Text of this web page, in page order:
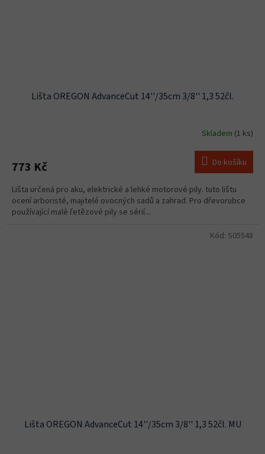
Lišta OREGON AdvanceCut 14''/35cm 3/8'' 1,3 52čl.
Skladem (1 ks)
773 Kč Do košíku
Lišta určená pro aku, elektrické a lehké motorové pily. tuto lištu
ocení arboristé, majitelé ovocných sadů a zahrad. Pro dřevorubce
používající malé řetězové pily se sérií...
Lišta OREGON AdvanceCut 14''/35cm 3/8'' 1,3 52čl. MU
Kód: S05548